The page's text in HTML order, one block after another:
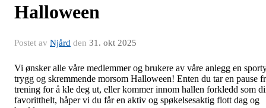
Halloween
Postet av Njård den 31. okt 2025
Vi ønsker alle våre medlemmer og brukere av våre anlegg en
trygg og skremmende morsom Halloween! Enten du tar en pause
trening for å kle deg ut, eller kommer innom hallen forkledd som
favoritthelt, håper vi du får en aktiv og spøkelsesaktig flott dag og